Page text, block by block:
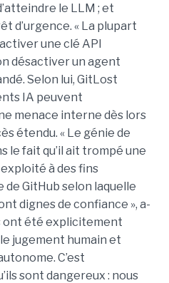
le LLM ; et
d’urgence. « La plupart
une clé API
désactiver un agent
Selon lui, GitLost
IA peuvent
menace interne dès lors
étendu. « Le génie de
le fait qu’il ait trompé une
exploité à des fins
de GitHub selon laquelle
dignes de confiance », a-
ont été explicitement
jugement humain et
C’est
sont dangereux : nous